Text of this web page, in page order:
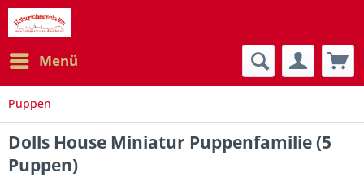
Menü
Puppen
Dolls House Miniatur Puppenfamilie (5
Puppen)